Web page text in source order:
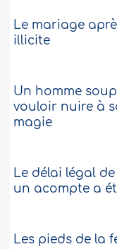
Le mariage
illicite
Un homme
vouloir nuire à
magie
Le délai légal
un acompte a
Les pieds de la